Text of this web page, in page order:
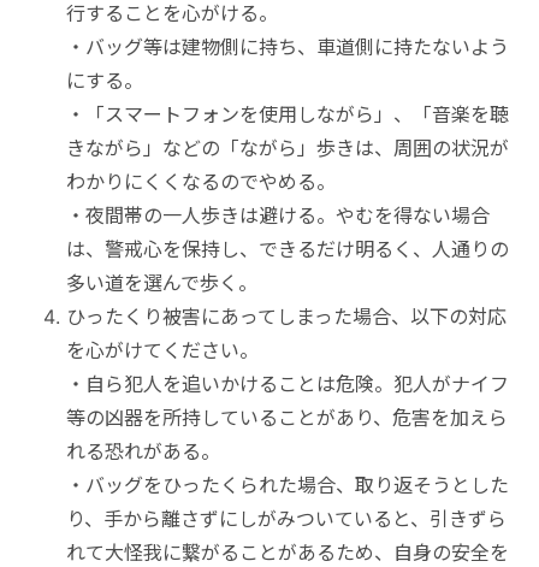
行することを心がける。
・バッグ等は建物側に持ち、車道側に持たないよう
にする。
・「スマートフォンを使用しながら」、「音楽を聴
きながら」などの「ながら」歩きは、周囲の状況が
わかりにくくなるのでやめる。
・夜間帯の一人歩きは避ける。やむを得ない場合
は、警戒心を保持し、できるだけ明るく、人通りの
多い道を選んで歩く。
ひったくり被害にあってしまった場合、以下の対応
を心がけてください。
・自ら犯人を追いかけることは危険。犯人がナイフ
等の凶器を所持していることがあり、危害を加えら
れる恐れがある。
・バッグをひったくられた場合、取り返そうとした
り、手から離さずにしがみついていると、引きずら
れて大怪我に繋がることがあるため、自身の安全を